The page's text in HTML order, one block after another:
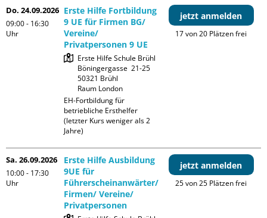
Do. 24.09.2026
09:00 - 16:30
Uhr
Erste Hilfe Fortbildung
9 UE für Firmen BG/
Vereine/
Privatpersonen 9 UE
Erste Hilfe Schule Brühl
Böningergasse  21-25
50321 Brühl
Raum London
EH-Fortbildung für
betriebliche Ersthelfer
(letzter Kurs weniger als 2
Jahre)
jetzt anmelden
17 von 20 Plätzen frei
Sa. 26.09.2026
10:00 - 17:30
Uhr
Erste Hilfe Ausbildung
9UE für
Führerscheinanwärter/
Firmen/ Vereine/
Privatpersonen
jetzt anmelden
25 von 25 Plätzen frei